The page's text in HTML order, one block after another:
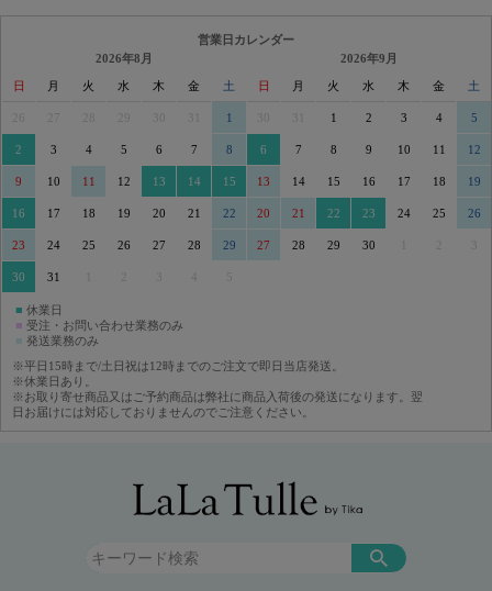
営業日カレンダー
2026年8月
日 月 火 水 木 金 土
29 30 31 1
2 3 4 5 6 7 8
9 10 11 12 13 14 15
16 17 18 19 20 21 22
23 24 25 26 27 28 29
30 31 3 5
2026年9月
日 月 火 水 木 金 土
30 31 1 2 3 4 5
6 7 8 9 10 11 12
13 14 15 16 17 18 19
20 21 22 23 24 25 26
27 28 29 30 3
■ 休業日
■ 受注・お問い合わせ業務のみ
■ 発送業務のみ
※平日15時まで/土日祝は12時までのご注文で即日当店発送。
※休業日あり。
※お取り寄せ商品又はご予約商品は弊社に商品入荷後の発送になります。翌
日お届けには対応しておりませんのでご注意ください。